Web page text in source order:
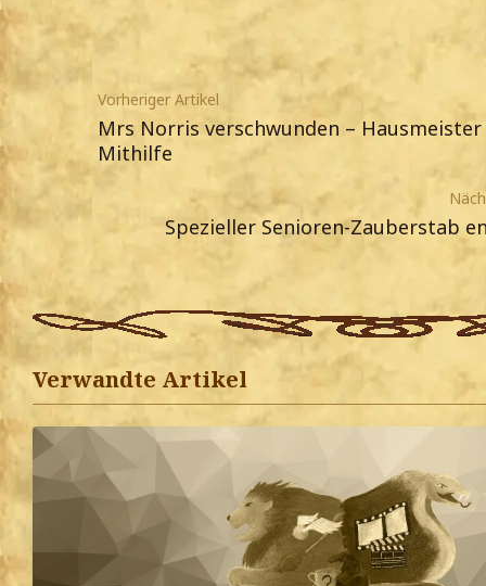
Vorheriger Artikel
Mrs Norris verschwunden –
Mithilfe
Spezieller Senioren-Zauberstab
Verwandte Artikel